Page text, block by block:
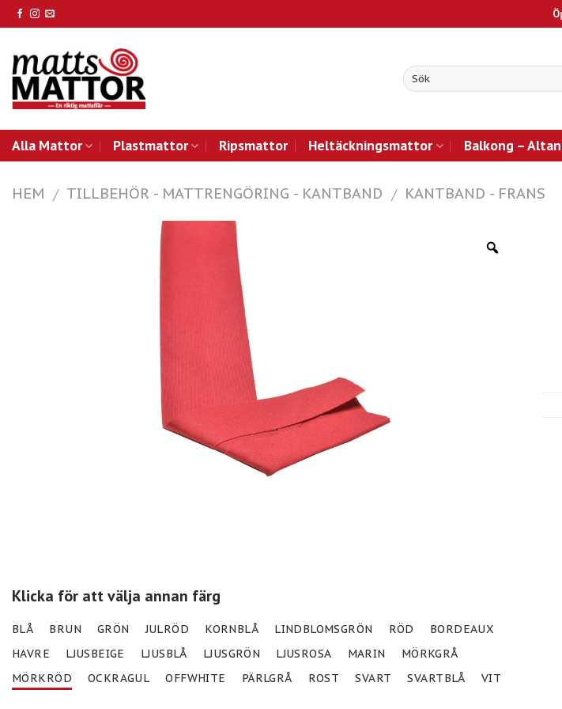
Skip
to
Alla Mattor Plastmattor Ripsmattor Heltäckningsmattor Balkong –
HEM / TILLBEHÖR - MATTRENGÖRING - KANTBAND / KANTBAND - FRANS
Klicka för att välja annan färg
BLÅ BRUN GRÖN JULRÖD KORNBLÅ LINDBLOMSGRÖN RÖD
BORDEAUX
HAVRE
LJUSBEIGE LJUSBLÅ LJUSGRÖN LJUSROSA MARIN
MÖRKGRÅ
MÖRKRÖD
OCKRAGUL OFFWHITE PÄRLGRÅ ROST SVART SVARTBLÅ VIT